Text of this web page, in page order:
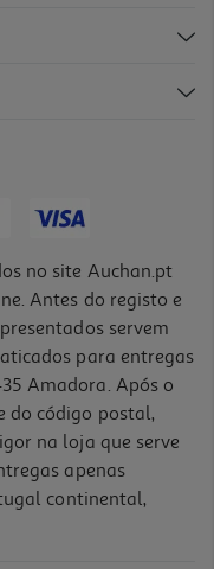
Promax
no site Auchan.pt
Antes do registo e
servem
para entregas
Amadora. Após o
do código postal,
na loja que serve
apenas
continental,